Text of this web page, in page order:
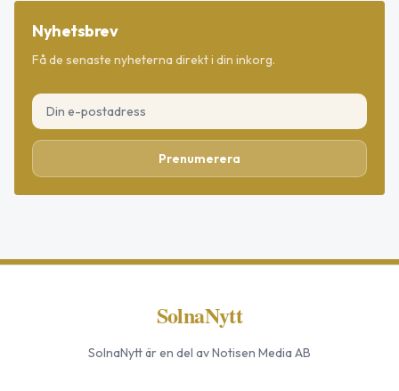
Nyhetsbrev
Få de senaste nyheterna direkt i din inkorg.
Prenumerera
SolnaNytt
SolnaNyttär en del av Notisen Media AB